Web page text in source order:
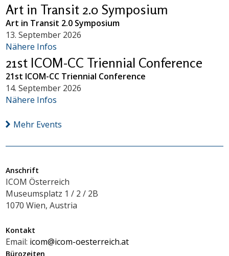
Art in Transit 2.0 Symposium
Art in Transit 2.0 Symposium
13. September 2026
Nähere Infos
21st ICOM-CC Triennial Conference
21st ICOM-CC Triennial Conference
14. September 2026
Nähere Infos
Mehr Events
Anschrift
ICOM Österreich
Museumsplatz 1 / 2 / 2B
1070 Wien, Austria
Kontakt
Email: icom@icom-oesterreich.at
Bürozeiten